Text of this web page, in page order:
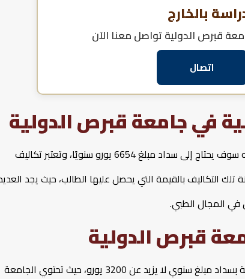
بالخارج
قبرص الدوليةتواصل معنا الآن
اتصال
في جامعة قبرص الدولية
لكي يتمكن الطالب من دراسة الطب داخل جامعة قبرص الدولية، فإنه سوف يحتاج إلى سداد مبلغ 6654 يورو سنويًا، وتعتبر تكاليف
التكاليف بالقيمة التي يحصل عليها الطالب، حيث يجد
في المجال الطبي.
قبرص الدولية
يبدأ الطالب رحلته الدراسية داخل جامعة قبرص الدولية لبرنامج الهندسة بسداد مبلغ سنوي لا يزيد عن 3200 يورو، حيث تحتوي الجامعة